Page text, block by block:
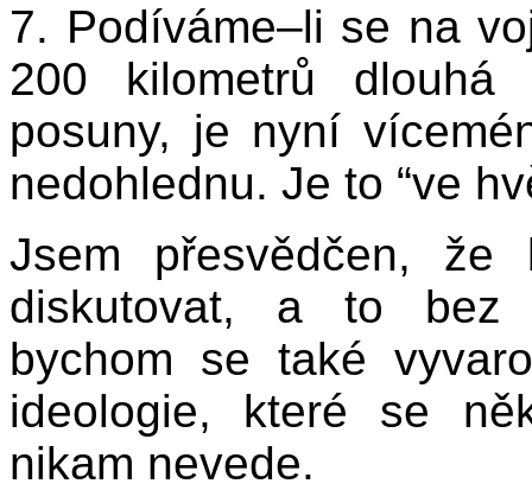
7. Podíváme–li se na
200 kilometrů dlouhá
posuny, je nyní
nedohlednu. Je to “ve
Jsem přesvědčen,
diskutovat, a to bez
bychom se také
ideologie, které se
nikam nevede.